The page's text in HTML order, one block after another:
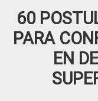
60
PARA
EN